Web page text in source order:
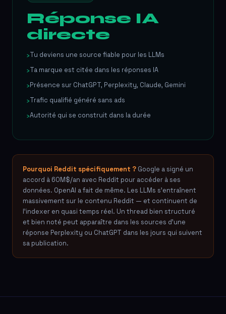
Réponse IA
directe
Tu deviens une source fiable pour les LLMs
Ta marque est citée dans les réponses IA
Présence sur ChatGPT, Perplexity, Claude, Gemini
Trafic qualifié généré sans ads
Autorité qui se construit dans la durée
Pourquoi Reddit spécifiquement ? Google a signé un
accord à 60M$/an avec Reddit pour accéder à ses
données. OpenAI a fait de même. Les LLMs s'entraînent
massivement sur le contenu Reddit — et continuent de
l'indexer en quasi temps réel. Un thread bien structuré
et bien noté peut apparaître dans les sources d'une
réponse Perplexity ou ChatGPT dans les jours qui suivent
sa publication.